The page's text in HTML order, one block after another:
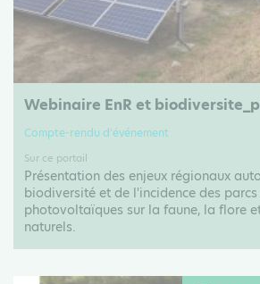
Webinaire EnR et
Compte-rendu d'événement
Sur ce portail
Présentation des enjeux régionaux
biodiversité et de l'incidence des
photovoltaïques sur la faune, la flore
naturels.